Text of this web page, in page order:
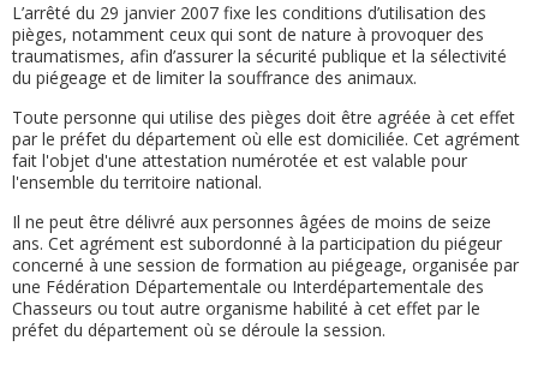
L’arrêté du 29 janvier 2007 fixe les conditions d’utilisation des
pièges, notamment ceux qui sont de nature à provoquer des
traumatismes, afin d’assurer la sécurité publique et la sélectivité
du piégeage et de limiter la souffrance des animaux.
Toute personne qui utilise des pièges doit être agréée à cet effet
par le préfet du département où elle est domiciliée. Cet agrément
fait l'objet d'une attestation numérotée et est valable pour
l'ensemble du territoire national.
Il ne peut être délivré aux personnes âgées de moins de seize
ans. Cet agrément est subordonné à la participation du piégeur
concerné à une session de formation au piégeage, organisée par
une Fédération Départementale ou Interdépartementale des
Chasseurs ou tout autre organisme habilité à cet effet par le
préfet du département où se déroule la session.